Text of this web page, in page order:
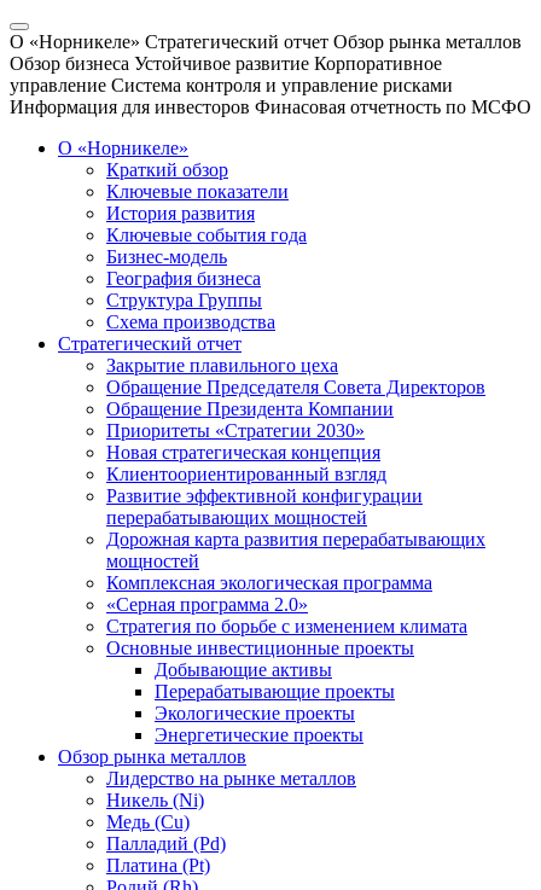
О «Норникеле» Стратегический отчет Обзор рынка металлов
Обзор бизнеса Устойчивое развитие Корпоративное
управление Система контроля и управление рисками
Информация для инвесторов Финасовая отчетность по МСФО
О «Норникеле»
Краткий обзор
Ключевые показатели
История развития
Ключевые события года
Бизнес-модель
География бизнеса
Структура Группы
Схема производства
Стратегический отчет
Закрытие плавильного цеха
Обращение Председателя Совета Директоров
Обращение Президента Компании
Приоритеты «Стратегии 2030»
Новая стратегическая концепция
Клиентоориентированный взгляд
Развитие эффективной конфигурации
перерабатывающих мощностей
Дорожная карта развития перерабатывающих
мощностей
Комплексная экологическая программа
«Серная программа 2.0»
Стратегия по борьбе с изменением климата
Основные инвестиционные проекты
Добывающие активы
Перерабатывающие проекты
Экологические проекты
Энергетические проекты
Обзор рынка металлов
Лидерство на рынке металлов
Никель (Ni)
Медь (Cu)
Палладий (Pd)
Платина (Pt)